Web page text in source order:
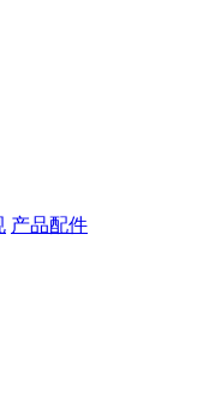
产品配件